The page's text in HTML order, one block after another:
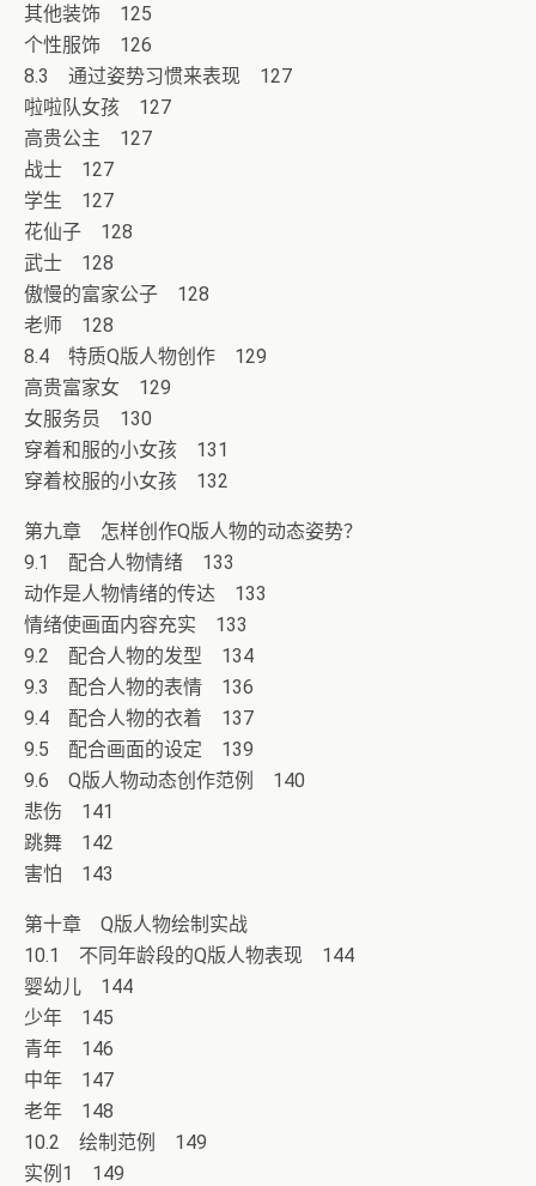
其他装饰 125
个性服饰 126
8.3 通过姿势习惯来表现 127
啦啦队女孩 127
高贵公主 127
战士 127
学生 127
花仙子 128
武士 128
傲慢的富家公子 128
老师 128
8.4 特质Q版人物创作 129
高贵富家女 129
女服务员 130
穿着和服的小女孩 131
穿着校服的小女孩 132
第九章 怎样创作Q版人物的动态姿势？
9.1 配合人物情绪 133
动作是人物情绪的传达 133
情绪使画面内容充实 133
9.2 配合人物的发型 134
9.3 配合人物的表情 136
9.4 配合人物的衣着 137
9.5 配合画面的设定 139
9.6 Q版人物动态创作范例 140
悲伤 141
跳舞 142
害怕 143
第十章 Q版人物绘制实战
10.1 不同年龄段的Q版人物表现 144
婴幼儿 144
少年 145
青年 146
中年 147
老年 148
10.2 绘制范例 149
实例1 149